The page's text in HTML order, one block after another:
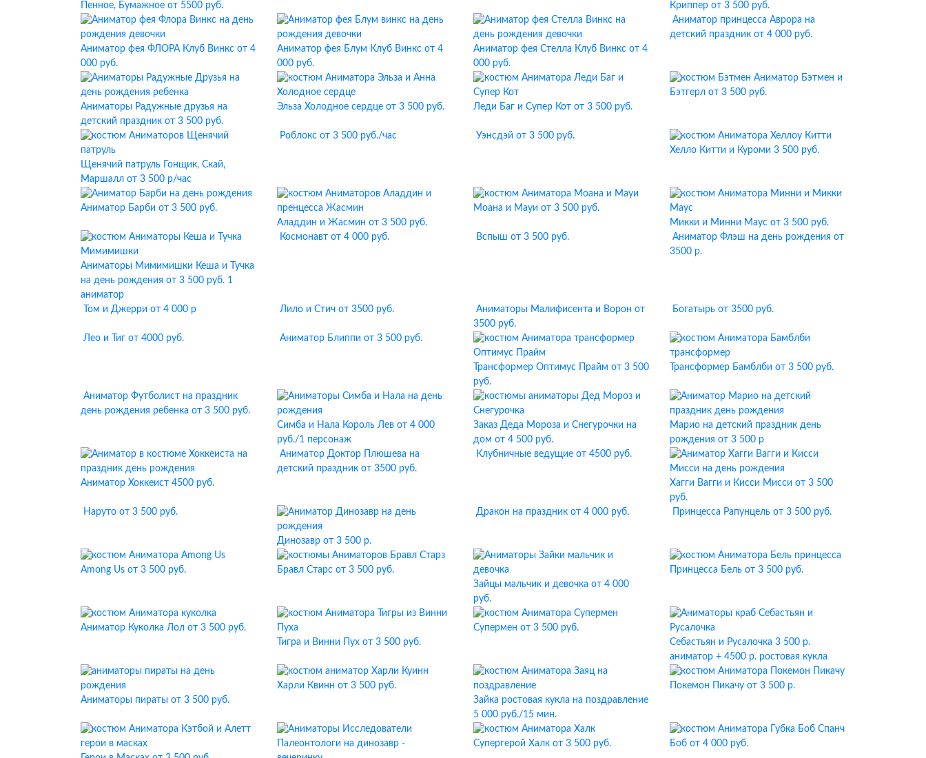
Пенное, Бумажное от 5500 руб.
Криппер от 3 500 руб.
Аниматор фея ФЛОРА Клуб Винкс от 4
000 руб.
Аниматор фея Блум Клуб Винкс от 4
000 руб.
Аниматор фея Стелла Клуб Винкс от 4
000 руб.
Аниматор принцесса Аврора на
детский праздник от 4 000 руб.
Аниматоры Радужные друзья на
детский праздник от 3 500 руб.
Эльза Холодное сердце от 3 500 руб. Леди Баг и Супер Кот от 3 500 руб.
Аниматор Бэтмен и
Бэтгерл от 3 500 руб.
Щенячий патруль Гонщик, Скай,
Маршалл от 3 500 р/час
Роблокс от 3 500 руб./час Уэнсдэй от 3 500 руб.
Хелло Китти и Куроми 3 500 руб.
Аниматор Барби от 3 500 руб.
Аладдин и Жасмин от 3 500 руб.
Моана и Мауи от 3 500 руб.
Микки и Минни Маус от 3 500 руб.
Аниматоры Мимимишки Кеша и Тучка
на день рождения от 3 500 руб. 1
аниматор
Космонавт от 4 000 руб. Вспыш от 3 500 руб. Аниматор Флэш на день рождения от
3500 р.
Том и Джерри от 4 000 р Лило и Стич от 3500 руб. Аниматоры Малифисента и Ворон от
3500 руб.
Богатырь от 3500 руб.
Лео и Тиг от 4000 руб. Аниматор Блиппи от 3 500 руб.
Трансформер Оптимус Прайм от 3 500
руб.
Трансформер Бамблби от 3 500 руб.
Аниматор Футболист на праздник
день рождения ребенка от 3 500 руб.
Симба и Нала Король Лев от 4 000
руб./1 персонаж
Заказ Деда Мороза и Снегурочки на
дом от 4 500 руб.
Марио на детский праздник день
рождения от 3 500 р
Аниматор Хоккеист 4500 руб.
Аниматор Доктор Плюшева на
детский праздник от 3500 руб.
Клубничные ведущие от 4500 руб.
Хагги Вагги и Кисси Мисси от 3 500
руб.
Наруто от 3 500 руб.
Динозавр от 3 500 р.
Дракон на праздник от 4 000 руб. Принцесса Рапунцель от 3 500 руб.
Among Us от 3 500 руб. Бравл Старс от 3 500 руб.
Зайцы мальчик и девочка от 4 000
руб.
Принцесса Бель от 3 500 руб.
Аниматор Куколка Лол от 3 500 руб.
Тигра и Винни Пух от 3 500 руб.
Супермен от 3 500 руб.
Себастьян и Русалочка 3 500 р.
аниматор + 4500 р. ростовая кукла
Аниматоры пираты от 3 500 руб.
Харли Квинн от 3 500 руб.
Зайка ростовая кукла на поздравление
5 000 руб./15 мин.
Покемон Пикачу от 3 500 р.
Супергерой Халк от 3 500 руб.
Спанч
Боб от 4 000 руб.